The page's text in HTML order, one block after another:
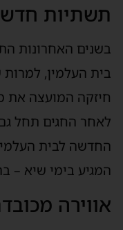
תשתיות
בשנים האחרונות
בית העלמין,
חיזקה המועצה את
לאחר החגים תחל גם
החדשה לבית
המגיע בימי שיא
אווירה